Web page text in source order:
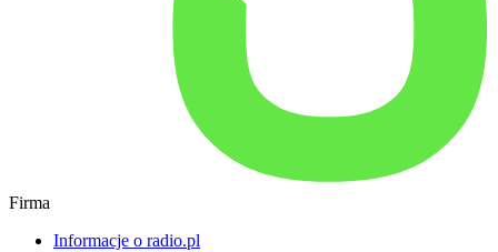
Firma
Informacje o radio.pl